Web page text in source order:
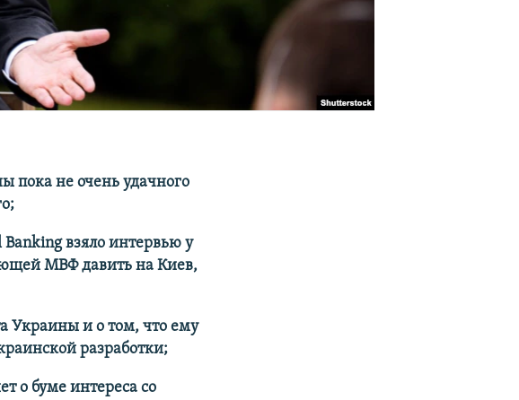
пока не очень удачного
взяло интервью у
МВФ давить на Киев,
Украины и о том, что ему
разработки;
о буме интереса со